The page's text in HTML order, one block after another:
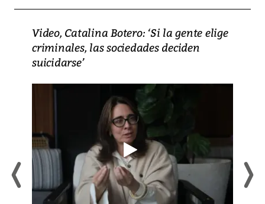
Video, Catalina Botero: ‘Si la gente elige
criminales, las sociedades deciden
suicidarse’